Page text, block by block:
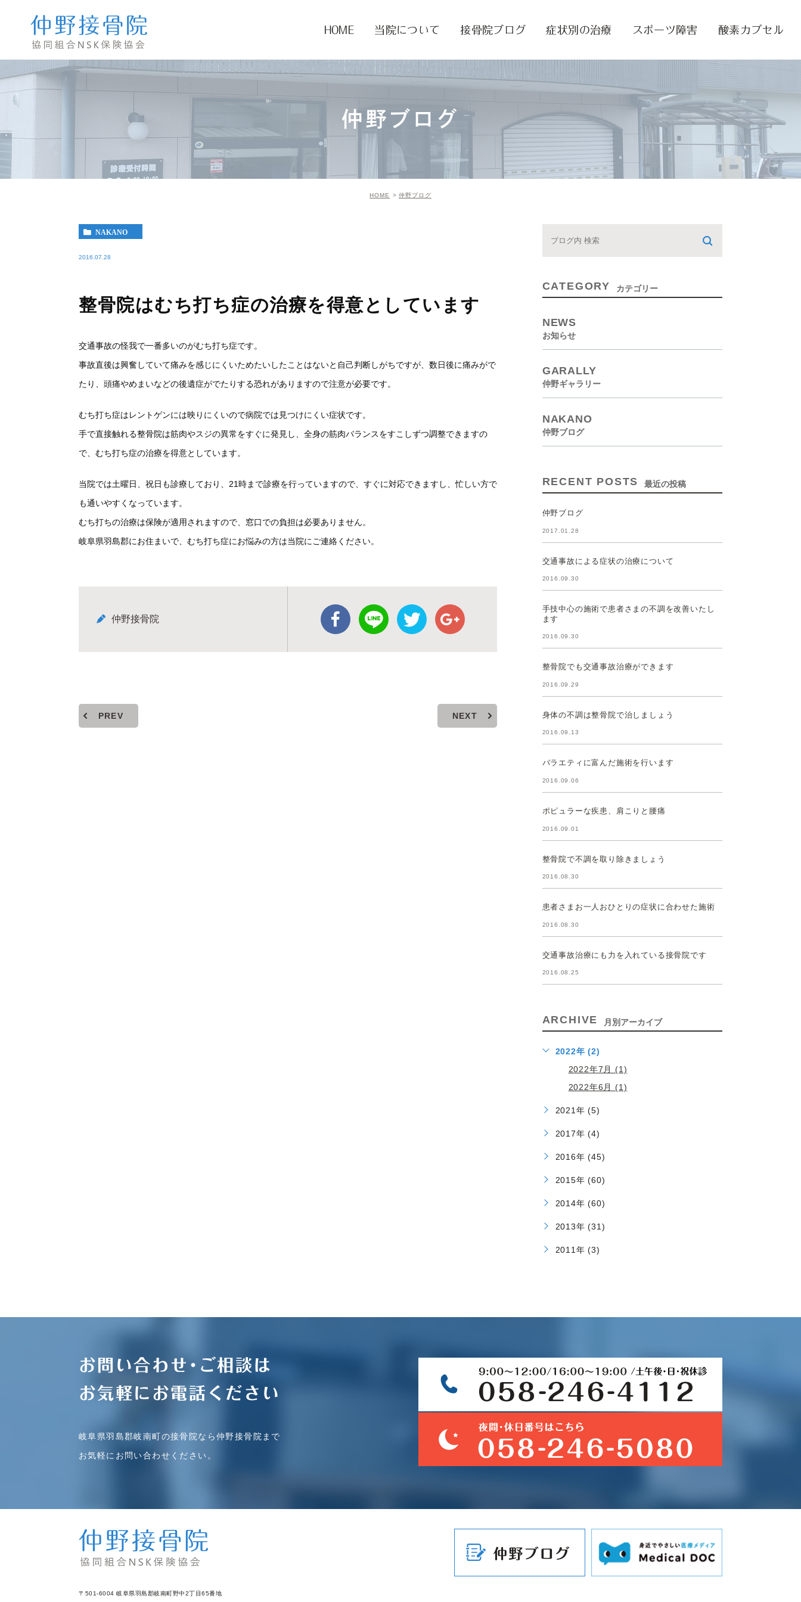
HOME 当院について 接骨院ブログ 症状別の治療 スポーツ障害 酸素カプセル
仲野ブログ
HOME 仲野ブログ
NAKANO
2016.07.28
整骨院はむち打ち症の治療を得意としています
交通事故の怪我で一番多いのがむち打ち症です。
事故直後は興奮していて痛みを感じにくいためたいしたことはないと自己判断しがちですが、数日後に痛みがで
たり、頭痛やめまいなどの後遺症がでたりする恐れがありますので注意が必要です。
むち打ち症はレントゲンには映りにくいので病院では見つけにくい症状です。
手で直接触れる整骨院は筋肉やスジの異常をすぐに発見し、全身の筋肉バランスをすこしずつ調整できますの
で、むち打ち症の治療を得意としています。
当院では土曜日、祝日も診療しており、21時まで診療を行っていますので、すぐに対応できますし、忙しい方で
も通いやすくなっています。
むち打ちの治療は保険が適用されますので、窓口での負担は必要ありません。
岐阜県羽島郡にお住まいで、むち打ち症にお悩みの方は当院にご連絡ください。
仲野接骨院
PREV NEXT
CATEGORY カテゴリー
NEWS
お知らせ
GARALLY
仲野ギャラリー
NAKANO
仲野ブログ
RECENT POSTS 最近の投稿
仲野ブログ
2017.01.28
交通事故による症状の治療について
2016.09.30
手技中心の施術で患者さまの不調を改善いたし
ます
2016.09.30
整骨院でも交通事故治療ができます
2016.09.29
身体の不調は整骨院で治しましょう
2016.09.13
バラエティに富んだ施術を行います
2016.09.06
ポピュラーな疾患、肩こりと腰痛
2016.09.01
整骨院で不調を取り除きましょう
2016.08.30
患者さまお一人おひとりの症状に合わせた施術
2016.08.30
交通事故治療にも力を入れている接骨院です
2016.08.25
ARCHIVE 月別アーカイブ
2022年 (2)
2022年7月 (1)
2022年6月 (1)
2021年 (5)
2017年 (4)
2016年 (45)
2015年 (60)
2014年 (60)
2013年 (31)
2011年 (3)
お問い合わせ･ご相談は
お気軽にお電話ください
岐阜県羽島郡岐南町の接骨院なら仲野接骨院まで
お気軽にお問い合わせください。
〒501-6004 岐阜県羽島郡岐南町野中2丁目65番地